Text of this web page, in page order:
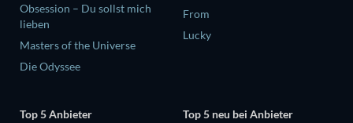
Obsession – Du sollst mich
lieben
Masters of the Universe
Die Odyssee
From
Lucky
Top 5 Anbieter
Top 5 neu bei Anbieter